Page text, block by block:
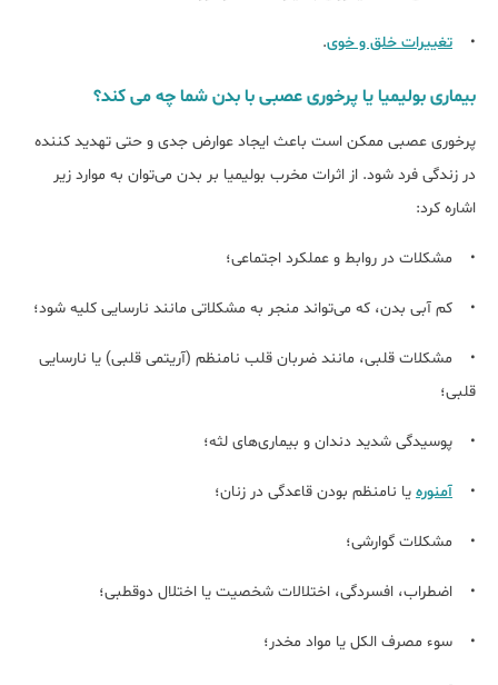
• تغییرات خلق و خوی.
بیماری بولیمیا یا پرخوری عصبی با بدن شما چه می کند؟
پرخوری عصبی ممکن است باعث ایجاد عوارض جدی و حتی تهدید کننده
در زندگی فرد شود. از اثرات مخرب بولیمیا بر بدن می‌توان به موارد زیر
اشاره کرد:
• مشکلات در روابط و عملکرد اجتماعی؛
• کم آبی بدن، که می‌تواند منجر به مشکلاتی مانند نارسایی کلیه شود؛
• مشکلات قلبی، مانند ضربان قلب نامنظم (آریتمی قلبی) یا نارسایی
قلبی؛
• پوسیدگی شدید دندان و بیماری‌های لثه؛
• آمنوره یا نامنظم بودن قاعدگی در زنان؛
• مشکلات گوارشی؛
• اضطراب، افسردگی، اختلالات شخصیت یا اختلال دوقطبی؛
• سوء مصرف الکل یا مواد مخدر؛